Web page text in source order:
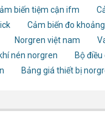
biến tiệm cận ifm
Cảm biến đo
Norgren việt nam
nén norgren
Bộ
Bảng giá thiết bị